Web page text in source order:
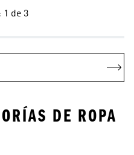
1 de 3
DE ROPA